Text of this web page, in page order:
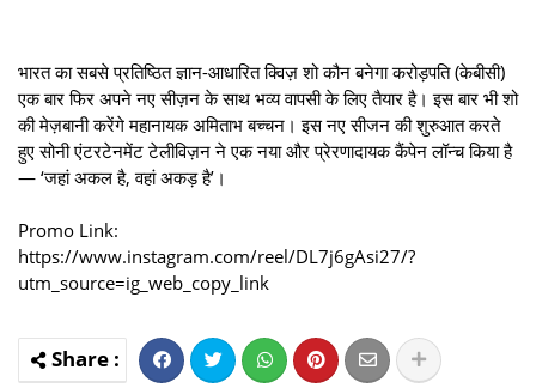
भारत का सबसे प्रतिष्ठित ज्ञान-आधारित क्विज़ शो कौन बनेगा करोड़पति (केबीसी)
एक बार फिर अपने नए सीज़न के साथ भव्य वापसी के लिए तैयार है। इस बार भी शो
की मेज़बानी करेंगे महानायक अमिताभ बच्चन। इस नए सीजन की शुरुआत करते
हुए सोनी एंटरटेनमेंट टेलीविज़न ने एक नया और प्रेरणादायक कैंपेन लॉन्च किया है
— ‘जहां अकल है, वहां अकड़ है’।
Promo Link:
https://www.instagram.com/reel/DL7j6gAsi27/?
utm_source=ig_web_copy_link